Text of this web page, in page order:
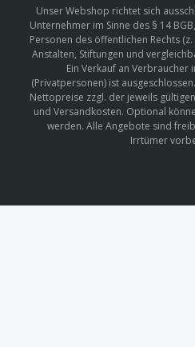
Unser Webshop richtet sich
Unternehmer im Sinne des § 14
Personen des öffentlichen Rechts
Anstalten, Stiftungen und
Ein Verkauf an Verbraucher
(Privatpersonen) ist
Nettopreise zzgl. der jeweils
und Versandkosten. Optional
werden. Alle Angebote sind
Irrtümer